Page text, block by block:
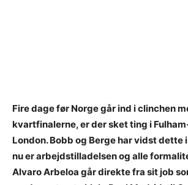
Fire dage før Norge går ind i clinchen
kvartfinalerne, er der sket ting i
London. Bobb og Berge har vidst dette
nu er arbejdstilladelsen og alle
Alvaro Arbeloa går direkte fra sit job